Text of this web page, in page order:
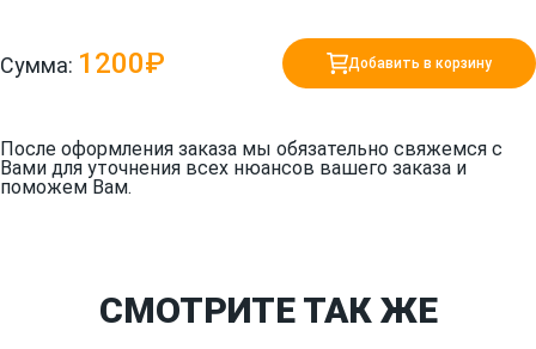
После оформления заказа мы обязательно свяжемся с
Вами для уточнения всех нюансов вашего заказа и
поможем Вам.
Сумма: 1200₽ Добавить в корзину
СМОТРИТЕ ТАК ЖЕ